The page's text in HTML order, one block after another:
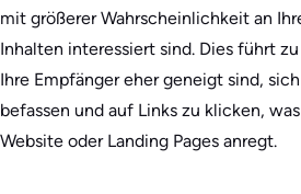
mit größerer Wahrscheinlichkeit an
Inhalten interessiert sind. Dies führt
Ihre Empfänger eher geneigt sind,
befassen und auf Links zu klicken,
Website oder Landing Pages anregt.